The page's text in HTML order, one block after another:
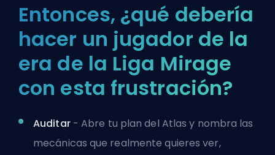
Entonces, ¿qué debería
hacer un jugador de la
era de la Liga Mirage
con esta frustración?
Auditar- Abre tu plan del Atlas y nombra las
mecánicas que realmente quieres ver,